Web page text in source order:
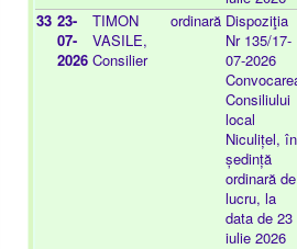
33 23-
07-
2026
TIMON
VASILE,
Consilier
ordinară Dispoziţia
Nr 135/17-
07-2026
Consiliului
local
Niculițel, în
ședință
ordinară de
lucru, la
data de 23
iulie 2026